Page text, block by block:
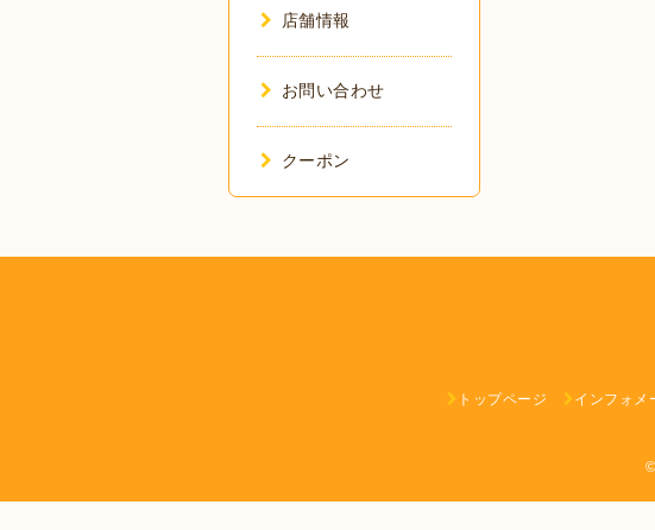
店舗情報
お問い合わせ
クーポン
トップページ インフォメ